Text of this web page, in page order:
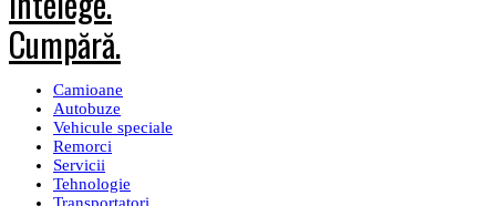
Camioane
Autobuze
Vehicule speciale
Remorci
Servicii
Tehnologie